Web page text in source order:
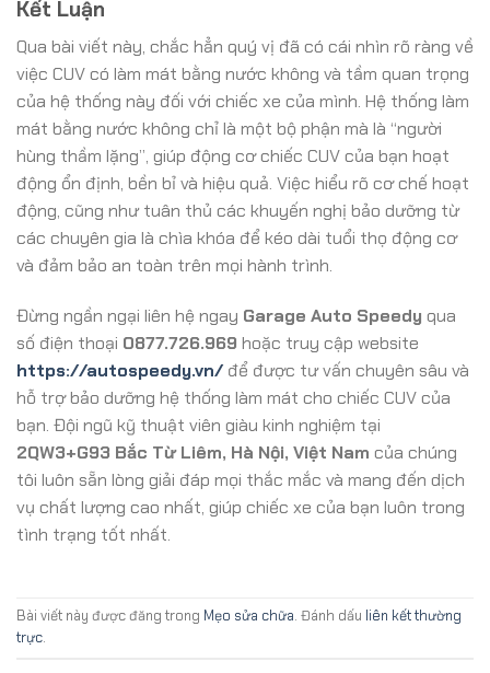
Kết Luận
Qua bài viết này, chắc hẳn quý vị đã có cái nhìn rõ ràng về
việc CUV có làm mát bằng nước không và tầm quan trọng
của hệ thống này đối với chiếc xe của mình. Hệ thống làm
mát bằng nước không chỉ là một bộ phận mà là “người
hùng thầm lặng”, giúp động cơ chiếc CUV của bạn hoạt
động ổn định, bền bỉ và hiệu quả. Việc hiểu rõ cơ chế hoạt
động, cũng như tuân thủ các khuyến nghị bảo dưỡng từ
các chuyên gia là chìa khóa để kéo dài tuổi thọ động cơ
và đảm bảo an toàn trên mọi hành trình.
Đừng ngần ngại liên hệ ngay Garage Auto Speedy qua
số điện thoại 0877.726.969 hoặc truy cập website
https://autospeedy.vn/để được tư vấn chuyên sâu và
hỗ trợ bảo dưỡng hệ thống làm mát cho chiếc CUV của
bạn. Đội ngũ kỹ thuật viên giàu kinh nghiệm tại
2QW3+G93 Bắc Từ Liêm, Hà Nội, Việt Nam của chúng
tôi luôn sẵn lòng giải đáp mọi thắc mắc và mang đến dịch
vụ chất lượng cao nhất, giúp chiếc xe của bạn luôn trong
tình trạng tốt nhất.
Bài viết này được đăng trong Mẹo sửa chữa. Đánh dấu liên kết thường
trực.